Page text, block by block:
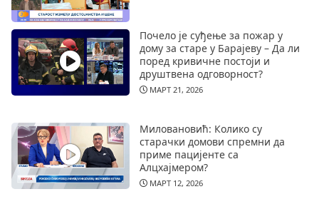
Почело је суђење за пожар у
дому за старе у Барајеву – Да ли
поред кривичне постоји и
друштвена одговорност?
МАРТ 21, 2026
Миловановић: Колико су
старачки домови спремни да
приме пацијенте са
Алцхајмером?
МАРТ 12, 2026